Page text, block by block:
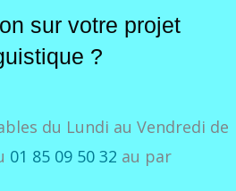
sur votre projet
?
du Lundi au Vendredi de
01 85 09 50 32 au par